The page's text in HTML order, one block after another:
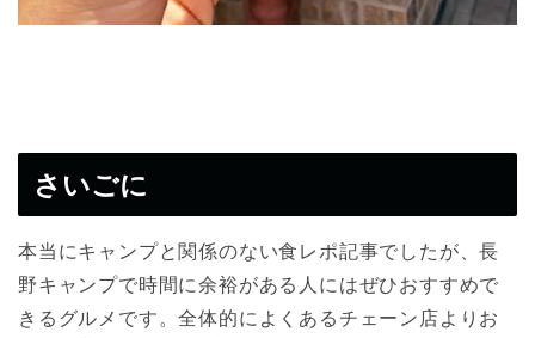
さいごに
本当にキャンプと関係のない食レポ記事でしたが、長
野キャンプで時間に余裕がある人にはぜひおすすめで
きるグルメです。全体的によくあるチェーン店よりお